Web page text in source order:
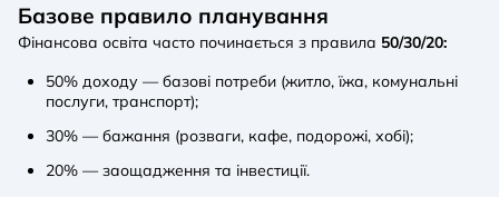
Базове правило планування
Фінансова освіта часто починається з правила 50/30/20:
50% доходу — базові потреби (житло, їжа, комунальні
послуги, транспорт);
30% — бажання (розваги, кафе, подорожі, хобі);
20% — заощадження та інвестиції.